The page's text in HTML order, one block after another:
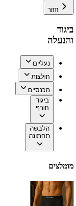
חזור
ביגוד
והנעלה
נעליים
חולצות
מכנסיים
ביגוד
חורף
הלבשה
תחתונה
מומלצים